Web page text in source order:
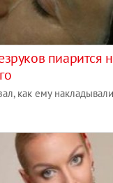
пиарится
как ему